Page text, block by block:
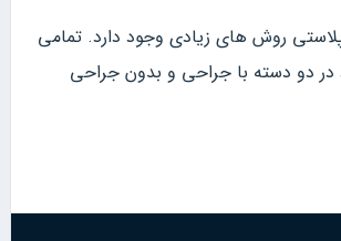
روش های زیادی وجود دارد. تمامی
دو دسته با جراحی و بدون جراحی